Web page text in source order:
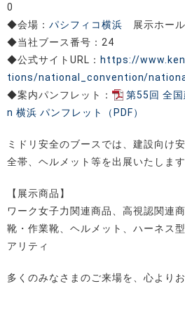
0
◆会場： パシフィコ横浜 展示ホール
◆当社ブース番号：24
◆公式サイトURL： https://
tions/national_convention/
◆案内パンフレット：
第55回 全
n 横浜 パンフレット（PDF）
ミドリ安全のブースでは、建設向け
全帯、ヘルメット等を出展いたします
【展示商品】
ワーク女子力関連商品、高視認関連
靴・作業靴、ヘルメット、ハーネス
アリティ
多くのみなさまのご来場を、心より